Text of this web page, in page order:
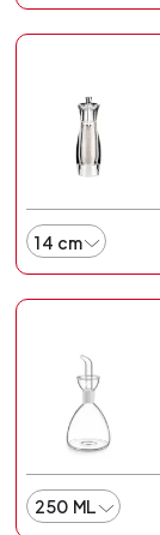
14 cm
250 ML